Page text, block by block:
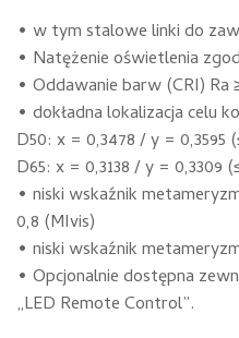
• w tym stalowe linki do
• Natężenie oświetlenia
• Oddawanie barw (CRI) Ra
• dokładna lokalizacja celu
D50: x = 0,3478 / y = 0,3595
D65: x = 0,3138 / y = 0,3309
• niski wskaźnik
0,8 (MIvis)
• niski wskaźnik
• Opcjonalnie dostępna
„LED Remote Control”.